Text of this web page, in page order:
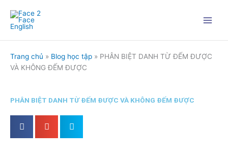
dung
Trang chủ » Blog học tập » PHÂN BIỆT DANH TỪ ĐẾM ĐƯỢC
VÀ KHÔNG ĐẾM ĐƯỢC
PHÂN BIỆT DANH TỪ ĐẾM ĐƯỢC VÀ KHÔNG ĐẾM ĐƯỢC